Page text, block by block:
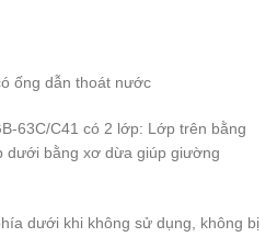
ống dẫn thoát nước
63C/C41 có 2 lớp: Lớp trên bằng
dưới bằng xơ dừa giúp giường
dưới khi không sử dụng, không bị